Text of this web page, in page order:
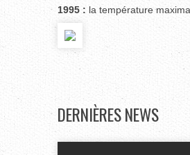
1995 : la température
DERNIÈRESNEWS